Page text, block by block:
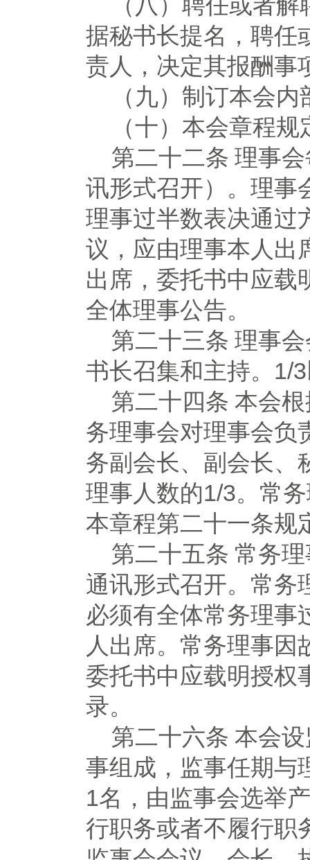
据秘书长提名，聘任
责人，决定其报酬事
（九）制订本会
（十）本会章程
第二十二条 理事
讯形式召开）。理事
理事过半数表决通过
议，应由理事本人出
出席，委托书中应载
全体理事公告。
第二十三条 理事
书长召集和主持。 1/
第二十四条 本会
务理事会对理事会负
务副会长、副会长、
理事人数的1/3。常
本章程第二十一条规
第二十五条 常务
通讯形式召开。常务
必须有全体常务理事
人出席。常务理事
委托书中应载明授权
录。
第二十六条 本会
事组成，监事任期与
1名，由监事会选举
行职务或者不履行职